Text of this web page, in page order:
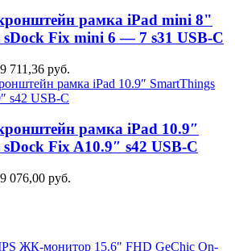
рамка iPad mini 8"
Fix mini 6 — 7 s31 USB-C
711,36 руб.
рамка iPad 10.9″
Fix A10.9″ s42 USB-C
076,00 руб.